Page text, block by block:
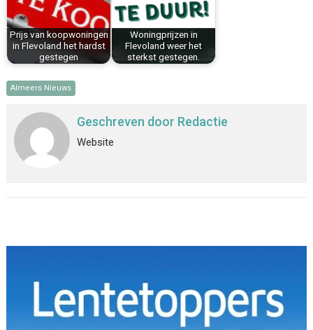
Prijs van koopwoningen
in Flevoland het hardst
gestegen
Woningprijzen in
Flevoland weer het
sterkst gestegen.
Almeers Nieuws
Geschreven door Redactie
Website